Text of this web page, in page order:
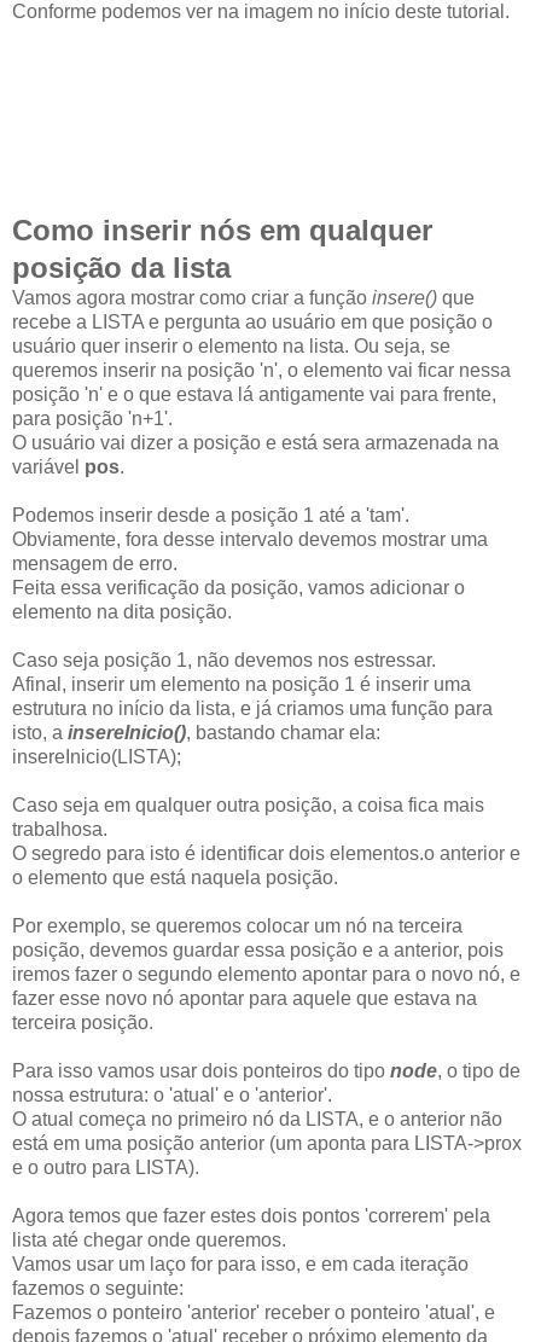
Conforme podemos ver na imagem no início deste tutorial.
Como inserir nós em qualquer
posição da lista
Vamos agora mostrar como criar a função insere() que
recebe a LISTA e pergunta ao usuário em que posição o
usuário quer inserir o elemento na lista. Ou seja, se
queremos inserir na posição 'n', o elemento vai ficar nessa
posição 'n' e o que estava lá antigamente vai para frente,
para posição 'n+1'.
O usuário vai dizer a posição e está sera armazenada na
variável pos.
Podemos inserir desde a posição 1 até a 'tam'.
Obviamente, fora desse intervalo devemos mostrar uma
mensagem de erro.
Feita essa verificação da posição, vamos adicionar o
elemento na dita posição.
Caso seja posição 1, não devemos nos estressar.
Afinal, inserir um elemento na posição 1 é inserir uma
estrutura no início da lista, e já criamos uma função para
isto, a insereInicio(), bastando chamar ela:
insereInicio(LISTA);
Caso seja em qualquer outra posição, a coisa fica mais
trabalhosa.
O segredo para isto é identificar dois elementos.o anterior e
o elemento que está naquela posição.
Por exemplo, se queremos colocar um nó na terceira
posição, devemos guardar essa posição e a anterior, pois
iremos fazer o segundo elemento apontar para o novo nó, e
fazer esse novo nó apontar para aquele que estava na
terceira posição.
Para isso vamos usar dois ponteiros do tipo node, o tipo de
nossa estrutura: o 'atual' e o 'anterior'.
O atual começa no primeiro nó da LISTA, e o anterior não
está em uma posição anterior (um aponta para LISTA->prox
e o outro para LISTA).
Agora temos que fazer estes dois pontos 'correrem' pela
lista até chegar onde queremos.
Vamos usar um laço for para isso, e em cada iteração
fazemos o seguinte:
Fazemos o ponteiro 'anterior' receber o ponteiro 'atual', e
depois fazemos o 'atual' receber o próximo elemento da